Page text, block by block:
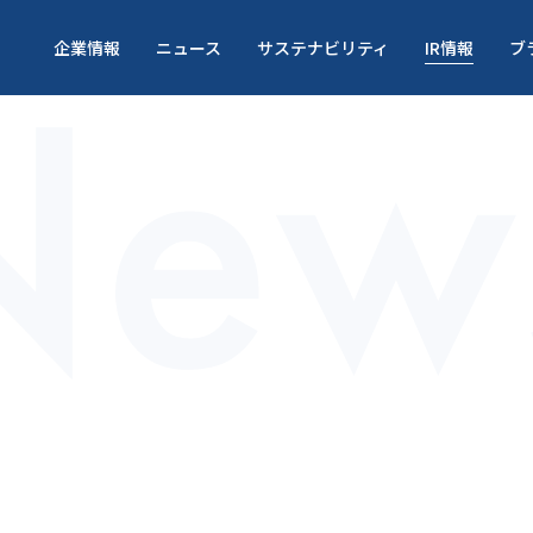
企業情報 ニュース サステナビリティ IR情報 ブ